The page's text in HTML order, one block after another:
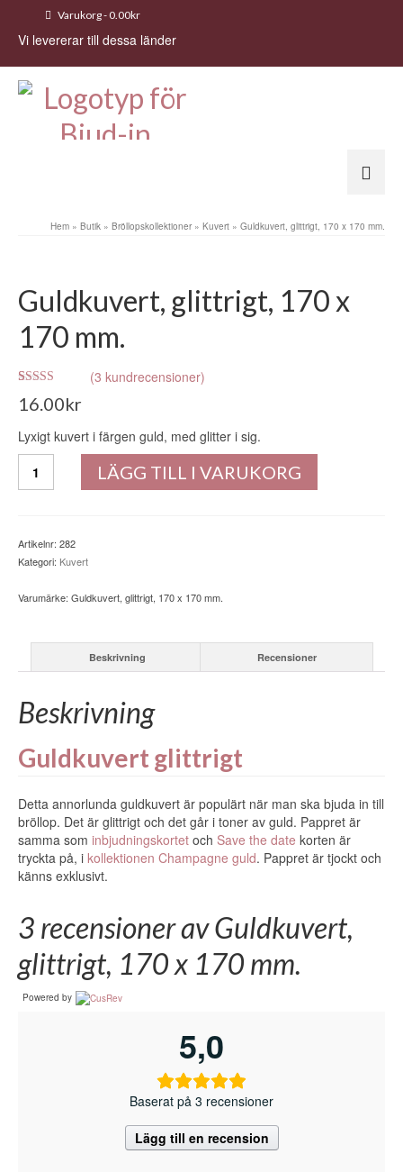
Varukorg- 0.00kr
Vi levererar till dessa länder
Hem » Butik » Bröllopskollektioner » Kuvert » Guldkuvert, glittrigt, 170 x 170 mm.
Guldkuvert, glittrigt, 170 x
170 mm.
Betygsatt
5.00av 5
3
kundrecensioner
(3 kundrecensioner)
16.00kr
Lyxigt kuvert i färgen guld, med glitter i sig.
glittrigt,
mm.
mängd
LÄGG TILL I VARUKORG
Artikelnr: 282
Kategori: Kuvert
Varumärke: Guldkuvert, glittrigt, 170 x 170 mm.
Beskrivning Recensioner
Beskrivning
Guldkuvert glittrigt
Detta annorlunda guldkuvert är populärt när man ska bjuda in till
bröllop. Det är glittrigt och det går i toner av guld. Pappret är
samma som inbjudningskortet och Save the date korten är
tryckta på, i kollektionen Champagne guld. Pappret är tjockt och
känns exklusivt.
3 recensioner avGuldkuvert,
glittrigt, 170 x 170 mm.
Powered by
5,0
Baserat på 3 recensioner
Lägg till en recension